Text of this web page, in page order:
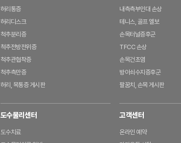
허리통증
허리디스크
척추분리증
척추전방전위증
척추관협착증
척추측만증
허리, 목통증 게시판
내측측부인대 손상
테니스, 골프 엘보
손목터널증후군
TFCC 손상
손목건초염
방아쇠수지증후군
팔꿈치, 손목 게시판
도수물리센터
도수치료
고객센터
온라인 예약